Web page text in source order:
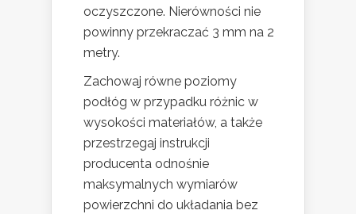
oczyszczone. Nierówności nie
powinny przekraczać 3 mm na 2
metry.
Zachowaj równe poziomy
podłóg w przypadku różnic w
wysokości materiałów, a także
przestrzegaj instrukcji
producenta odnośnie
maksymalnych wymiarów
powierzchni do układania bez